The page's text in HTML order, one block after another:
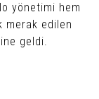
yönetimi hem
merak edilen
geldi.